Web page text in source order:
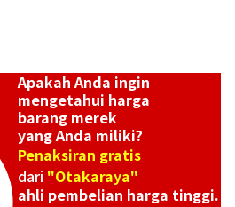
Apakah Anda ingin
mengetahui harga
barang merek
yang Anda miliki?
Penaksiran gratis
dari "Otakaraya"
ahli pembelian harga tinggi.